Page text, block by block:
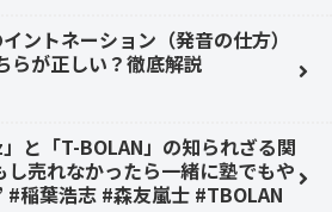
ントネーション（発音の仕方）
らが正しい？徹底解説
」と「T-BOLAN」の知られざる関
し売れなかったら一緒に塾でもや
#稲葉浩志 #森友嵐士 #TBOLAN